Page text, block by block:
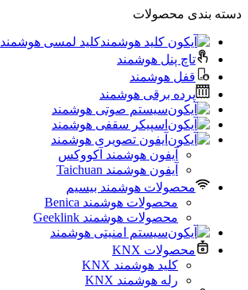
دسته بندی محصولات
کلید لمسی هوشمند
تاچ پنل هوشمند
قفل هوشمند
پرده برقی هوشمند
سیستم صوتی هوشمند
اسپیکر سقفی هوشمند
آیفون تصویری هوشمند
آيفون هوشمند آکووکس
آیفون هوشمند Taichuan
محصولات هوشمند بیسیم
محصولات هوشمند Benica
محصولات هوشمند Geeklink
سیستم امنیتی هوشمند
محصولات KNX
کلید هوشمند KNX
رله هوشمند KNX